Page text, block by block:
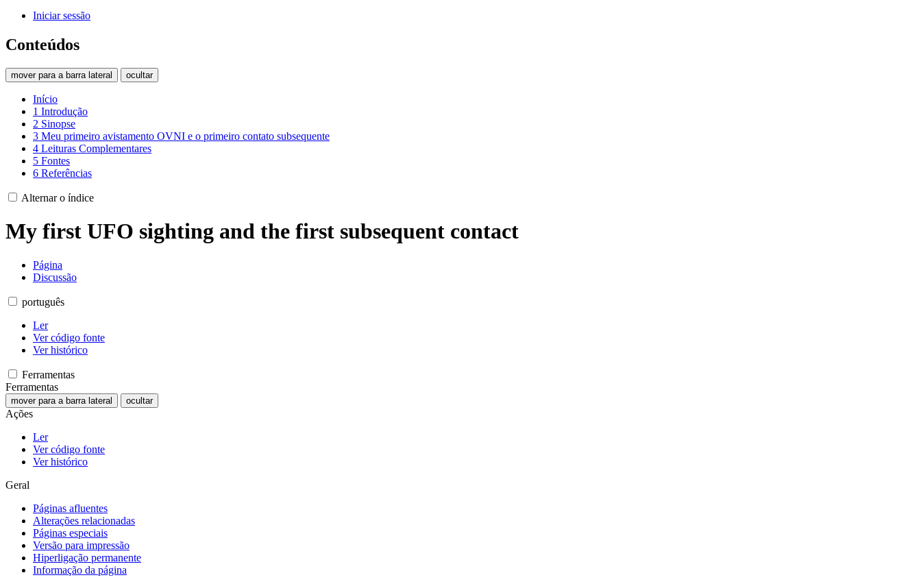
Iniciar sessão
Conteúdos
mover para a barra lateral ocultar
Início
1 Introdução
2 Sinopse
3 Meu primeiro avistamento OVNI e o primeiro contato subsequente
4 Leituras Complementares
5 Fontes
6 Referências
Alternar o índice
My first UFO sighting and the first subsequent contact
Página
Discussão
português
Ler
Ver código fonte
Ver histórico
Ferramentas
Ferramentas
mover para a barra lateral ocultar
Ações
Ler
Ver código fonte
Ver histórico
Geral
Páginas afluentes
Alterações relacionadas
Páginas especiais
Versão para impressão
Hiperligação permanente
Informação da página